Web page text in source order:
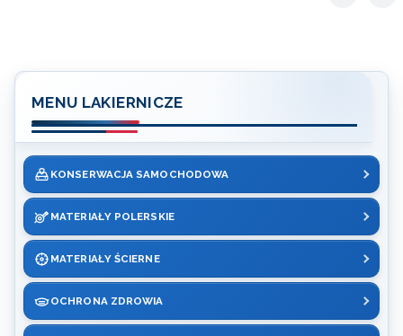
MENU LAKIERNICZE
KONSERWACJA SAMOCHODOWA
MATERIAŁY POLERSKIE
MATERIAŁY ŚCIERNE
OCHRONA ZDROWIA